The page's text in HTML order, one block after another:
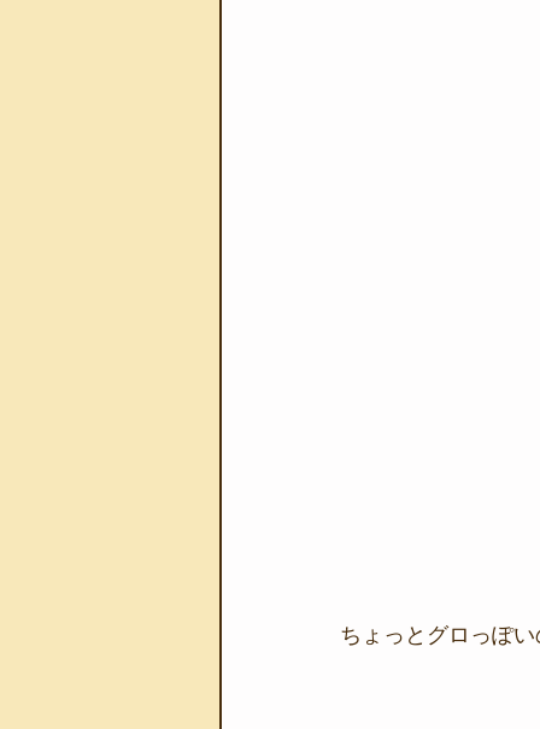
ちょっとグロっぽい